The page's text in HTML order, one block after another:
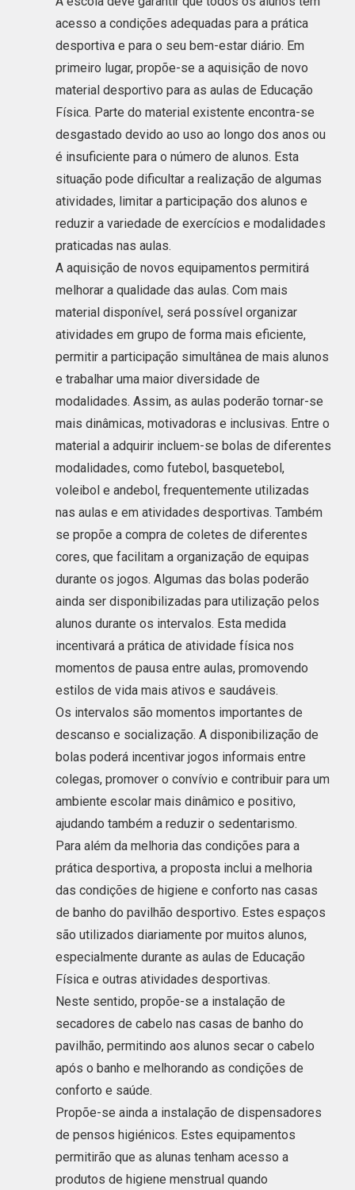
acesso a condições adequadas para a prática
desportiva e para o seu bem-estar diário. Em
primeiro lugar, propõe-se a aquisição de novo
material desportivo para as aulas de Educação
Física. Parte do material existente encontra-se
desgastado devido ao uso ao longo dos anos ou
é insuficiente para o número de alunos. Esta
situação pode dificultar a realização de algumas
atividades, limitar a participação dos alunos e
reduzir a variedade de exercícios e modalidades
praticadas nas aulas.
A aquisição de novos equipamentos permitirá
melhorar a qualidade das aulas. Com mais
material disponível, será possível organizar
atividades em grupo de forma mais eficiente,
permitir a participação simultânea de mais alunos
e trabalhar uma maior diversidade de
modalidades. Assim, as aulas poderão tornar-se
mais dinâmicas, motivadoras e inclusivas. Entre o
material a adquirir incluem-se bolas de diferentes
modalidades, como futebol, basquetebol,
voleibol e andebol, frequentemente utilizadas
nas aulas e em atividades desportivas. Também
se propõe a compra de coletes de diferentes
cores, que facilitam a organização de equipas
durante os jogos. Algumas das bolas poderão
ainda ser disponibilizadas para utilização pelos
alunos durante os intervalos. Esta medida
incentivará a prática de atividade física nos
momentos de pausa entre aulas, promovendo
estilos de vida mais ativos e saudáveis.
Os intervalos são momentos importantes de
descanso e socialização. A disponibilização de
bolas poderá incentivar jogos informais entre
colegas, promover o convívio e contribuir para um
ambiente escolar mais dinâmico e positivo,
ajudando também a reduzir o sedentarismo.
Para além da melhoria das condições para a
prática desportiva, a proposta inclui a melhoria
das condições de higiene e conforto nas casas
de banho do pavilhão desportivo. Estes espaços
são utilizados diariamente por muitos alunos,
especialmente durante as aulas de Educação
Física e outras atividades desportivas.
Neste sentido, propõe-se a instalação de
secadores de cabelo nas casas de banho do
pavilhão, permitindo aos alunos secar o cabelo
após o banho e melhorando as condições de
conforto e saúde.
Propõe-se ainda a instalação de dispensadores
de pensos higiénicos. Estes equipamentos
permitirão que as alunas tenham acesso a
produtos de higiene menstrual quando